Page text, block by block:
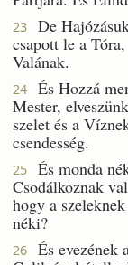
23
De
csapott le a
Valának.
24
És Hozzá
Mester,
szelet és a
csendesség.
25
És monda
Csodálkoznak
hogy a
néki?
26
És evezének